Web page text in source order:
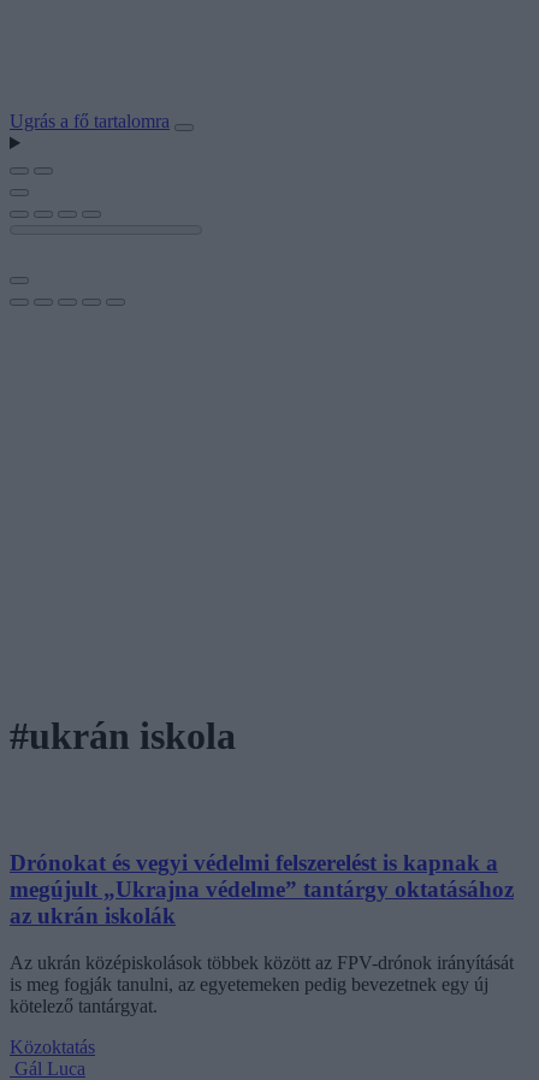
Ugrás a fő tartalomra
#ukrán iskola
Drónokat és vegyi védelmi felszerelést is kapnak a
megújult „Ukrajna védelme” tantárgy oktatásához
az ukrán iskolák
Az ukrán középiskolások többek között az FPV-drónok irányítását
is meg fogják tanulni, az egyetemeken pedig bevezetnek egy új
kötelező tantárgyat.
Közoktatás
Gál Luca